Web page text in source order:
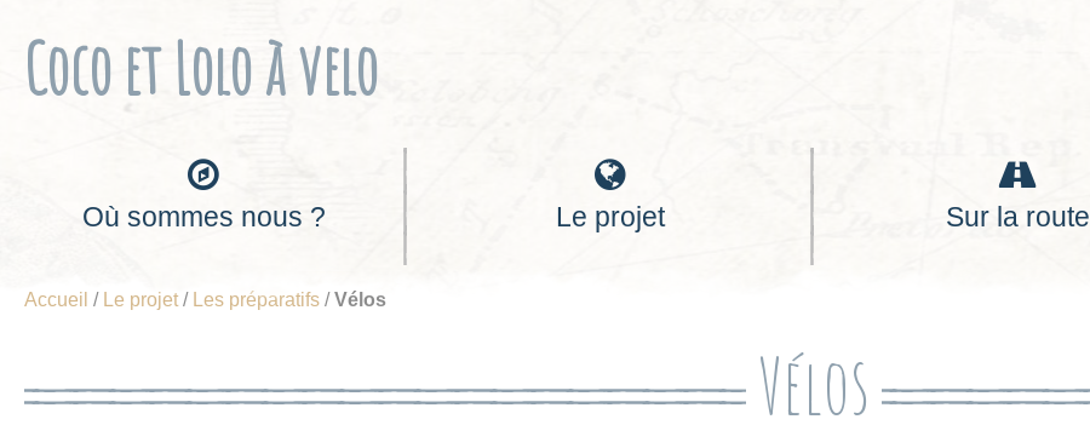
Coco et Lolo à velo
Où sommes nous ? Le projet Sur la route
Accueil / Le projet / Les préparatifs /Vélos
Vélos